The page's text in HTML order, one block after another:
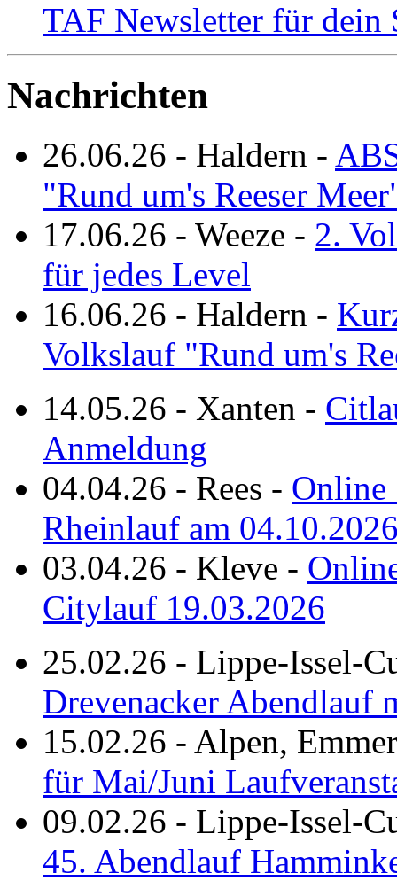
TAF Newsletter für dein
Nachrichten
26.06.26 - Haldern -
"Rund um's Reeser
17.06.26 - Weeze - 2.
für jedes Level
16.06.26 - Haldern -
Volkslauf "Rund um's
14.05.26 - Xanten -
Anmeldung
04.04.26 - Rees - Online
Rheinlauf am
03.04.26 - Kleve -
Citylauf 19.03.2026
25.02.26 - Lippe-Issel-
Drevenacker Abendlauf
15.02.26 - Alpen,
für Mai/Juni
09.02.26 - Lippe-Issel-
45. Abendlauf